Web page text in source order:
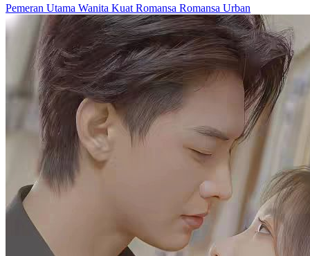
Pemeran Utama Wanita Kuat Romansa Romansa Urban